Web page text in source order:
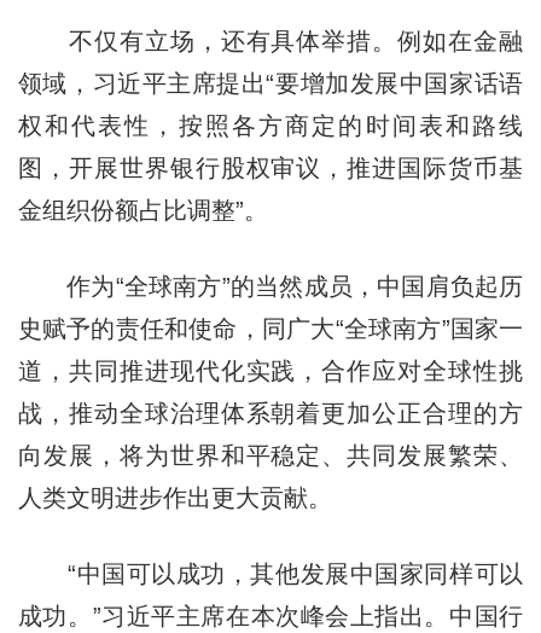
不仅有立场，还有具体举措。例如在金融
领域，习近平主席提出“要增加发展中国家话语
权和代表性，按照各方商定的时间表和路线
图，开展世界银行股权审议，推进国际货币基
金组织份额占比调整”。
作为“全球南方”的当然成员，中国肩负起历
史赋予的责任和使命，同广大“全球南方”国家一
道，共同推进现代化实践，合作应对全球性挑
战，推动全球治理体系朝着更加公正合理的方
向发展，将为世界和平稳定、共同发展繁荣、
人类文明进步作出更大贡献。
“中国可以成功，其他发展中国家同样可以
成功。”习近平主席在本次峰会上指出。中国行